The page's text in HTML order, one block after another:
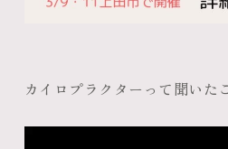
カイロプラクターって聞いた